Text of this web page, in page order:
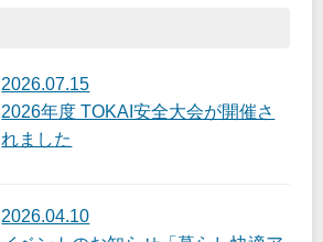
2026.07.15
2026年度 TOKAI安全大会が開催さ
れました
2026.04.10